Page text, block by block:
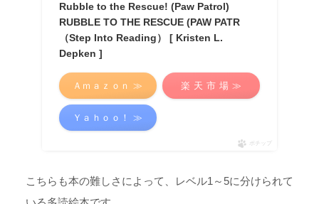
Rubble to the Rescue! (Paw Patrol)
RUBBLE TO THE RESCUE (PAW PATR
（Step Into Reading） [ Kristen L.
Depken ]
Ａｍａｚｏｎ ≫ 楽 天 市 場 ≫
Ｙａｈｏｏ！ ≫
ポチップ
こちらも本の難しさによって、レベル1～5に分けられて